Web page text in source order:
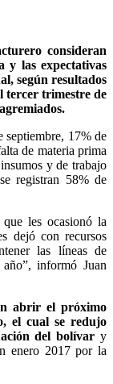
consideran
y las expectativas
según resultados
tercer trimestre de
septiembre, 17% de
de materia prima
y de trabajo
registran 58% de
les ocasionó la
dejó con recursos
las líneas de
informó Juan
abrir el próximo
el cual se redujo
del bolívar y
enero 2017 por la